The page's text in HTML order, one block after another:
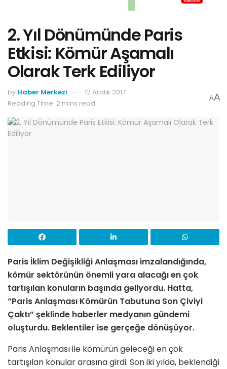
2. Yıl Dönümünde Paris
Etkisi: Kömür Aşamalı
Olarak Terk Ediliyor
by Haber Merkezi
12 Aralık 2017
Reading Time: 2 mins read
AA
Paris İklim Değişikliği Anlaşması imzalandığında,
kömür sektörünün önemli yara alacağı en çok
tartışılan konuların başında geliyordu. Hatta,
“Paris Anlaşması Kömürün Tabutuna Son Çiviyi
Çaktı” şeklinde haberler medyanın gündemi
oluşturdu. Beklentiler ise gerçeğe dönüşüyor.
Paris Anlaşması ile kömürün geleceği en çok
tartışılan konular arasına girdi. Son iki yılda, beklendiği